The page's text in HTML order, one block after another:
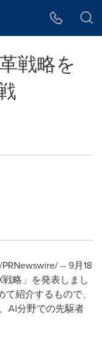
戦略を
-- 9月18
略」を発表しまし
紹介するもので、
AI分野での先駆者